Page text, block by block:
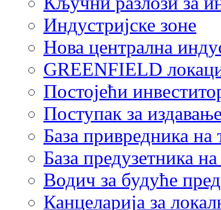
Индустријске зоне
Нова централна
GREENFIELD
Постојећи
Поступак за
База привредника
База предузетника
Водич за будуће
Канцеларија за